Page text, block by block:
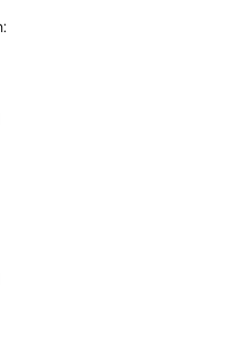
vor alltäglichen Stößen
es das Design deines
Cover zum
du sie durch die Öse des
Smartphone deinen
es schnell zur Hand.